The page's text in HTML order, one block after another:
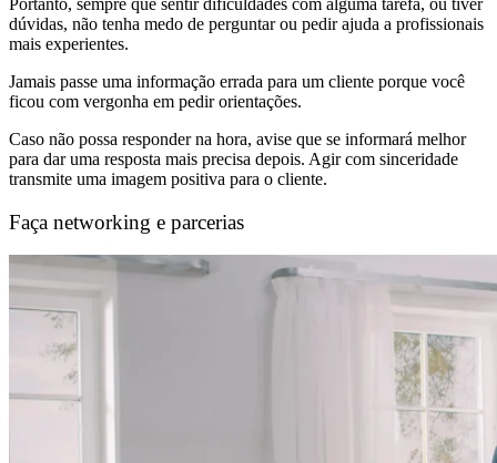
dúvidas, não tenha medo de perguntar ou pedir ajuda a profissionais
mais experientes.
Jamais passe uma informação errada para um cliente porque você
ficou com vergonha em pedir orientações.
Caso não possa responder na hora, avise que se informará melhor
para dar uma resposta mais precisa depois. Agir com sinceridade
transmite uma imagem positiva para o cliente.
Faça networking e parcerias